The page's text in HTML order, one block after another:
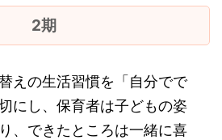
2期
えの生活習慣を「自分でで
にし、保育者は子どもの姿
、できたところは一緒に喜